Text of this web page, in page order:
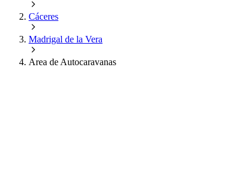
Cáceres
Madrigal de la Vera
Area de Autocaravanas